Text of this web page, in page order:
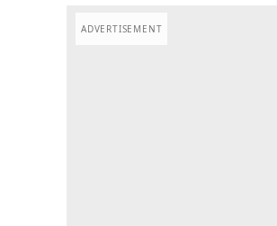
ADVERTISEMENT